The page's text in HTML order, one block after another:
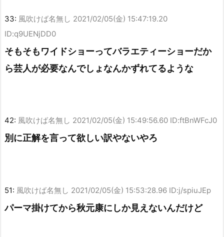
33: 風吹けば名無し 2021/02/05(金) 15:47:19.20
ID:q9UENjDD0
そもそもワイドショーってバラエティーショーだか
ら芸人が必要なんでしょなんかずれてるような
42: 風吹けば名無し 2021/02/05(金) 15:49:56.60 ID:ftBnWFcJ0
別に正解を言って欲しい訳やないやろ
51: 風吹けば名無し 2021/02/05(金) 15:53:28.96 ID:j/spiuJEp
パーマ掛けてから秋元康にしか見えないんだけど